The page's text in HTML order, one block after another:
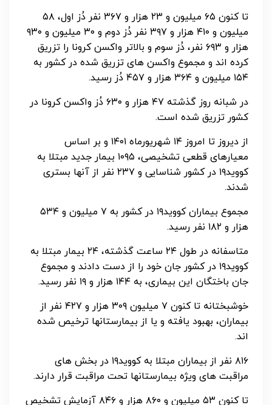
تا کنون ۶۵ میلیون و ۲۳ هزار و ۳۶۷ نفر دُز اول، ۵۸
میلیون و ۴۱۰ هزار و ۳۹۷ نفر دُز دوم و ۳۰ میلیون و ۹۳۰
هزار و ۶۹۳ نفر، دُز سوم و بالاتر واکسن کرونا را تزریق
کرده اند و مجموع واکسن های تزریق شده در کشور به
۱۵۴ میلیون و ۳۶۴ هزار و ۴۵۷ دُز رسید.
در شبانه روز گذشته ۴۷ هزار و ۶۳۰ دُز واکسن کرونا در
کشور تزریق شده است.
از دیروز تا امروز ۱۴ شهریورماه ۱۴۰۱ و بر اساس
معیارهای قطعی تشخیصی، ۱۰۹۵ بیمار جدید مبتلا به
کووید۱۹ در کشور شناسایی و ۲۳۷ نفر از آنها بستری
شدند.
مجموع بیماران کووید۱۹ در کشور به ۷ میلیون و ۵۳۴
هزار و ۱۸۲ نفر رسید.
متاسفانه در طول ۲۴ ساعت گذشته، ۲۴ بیمار مبتلا به
کووید۱۹ در کشور جان خود را از دست دادند و مجموع
جان باختگان این بیماری، به ۱۴۴ هزار و ۱۹ نفر رسید.
خوشبختانه تا کنون ۷ میلیون ۳۰۹ هزار و ۴۲۷ نفر از
بیماران، بهبود یافته و یا از بیمارستانها ترخیص شده
اند.
۸۱۶ نفر از بیماران مبتلا به کووید۱۹ در بخش های
مراقبت های ویژه بیمارستانها تحت مراقبت قرار دارند.
تا کنون ۵۳ میلیون و ۸۶۰ هزار و ۸۴۶ آزمایش تشخیص